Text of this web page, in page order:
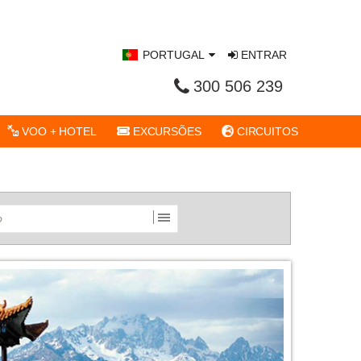
PORTUGAL
300 506 239
ENTRAR
VOO + HOTEL EXCURSÕES CIRCUITOS